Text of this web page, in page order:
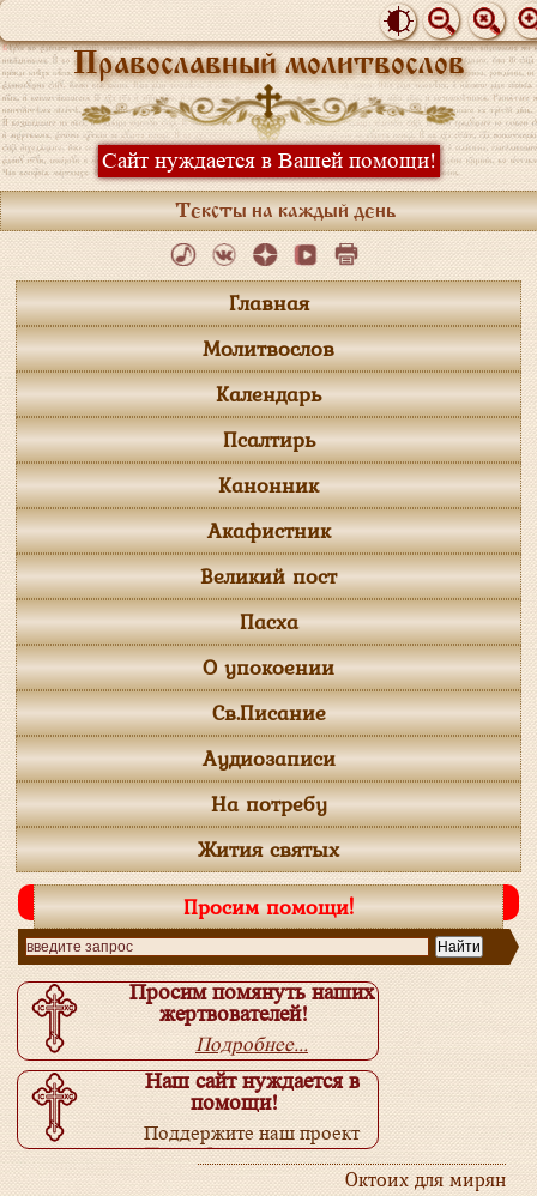
Православный молитвослов
Сайт нуждается в Вашей помощи!
Тексты на каждый день
Главная
Молитвослов
Календарь
Псалтирь
Канонник
Акафистник
Великий пост
Пасха
О упокоении
Св.Писание
Аудиозаписи
На потребу
Жития святых
Просим помощи!
Просим помянуть наших
жертвователей!
Подробнее...
Наш сайт нуждается в
помощи!
Поддержите наш проект
Подробнее...
Октоих для мирян